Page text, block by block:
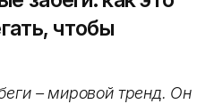
чтобы
– мировой тренд. Он